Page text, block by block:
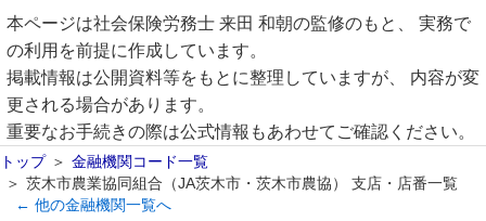
本ページは社会保険労務士 来田 和朝の監修のもと、 実務で
の利用を前提に作成しています。
掲載情報は公開資料等をもとに整理していますが、 内容が変
更される場合があります。
重要なお手続きの際は公式情報もあわせてご確認ください。
トップ
金融機関コード一覧
茨木市農業協同組合（JA茨木市・茨木市農協） 支店・店番一覧
← 他の金融機関一覧へ